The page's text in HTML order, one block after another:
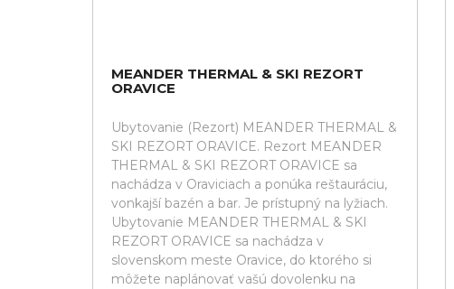
MEANDER THERMAL & SKI REZORT
ORAVICE
Ubytovanie (Rezort) MEANDER THERMAL &
SKI REZORT ORAVICE. Rezort MEANDER
THERMAL & SKI REZORT ORAVICE sa
nachádza v Oraviciach a ponúka reštauráciu,
vonkajší bazén a bar. Je prístupný na lyžiach.
Ubytovanie MEANDER THERMAL & SKI
REZORT ORAVICE sa nachádza v
slovenskom meste Oravice, do ktorého si
môžete naplánovať vašú dovolenku na